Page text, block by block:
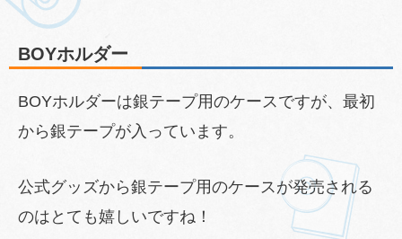
BOYホルダー
BOYホルダーは銀テープ用のケースですが、最初
から銀テープが入っています。
公式グッズから銀テープ用のケースが発売される
のはとても嬉しいですね！